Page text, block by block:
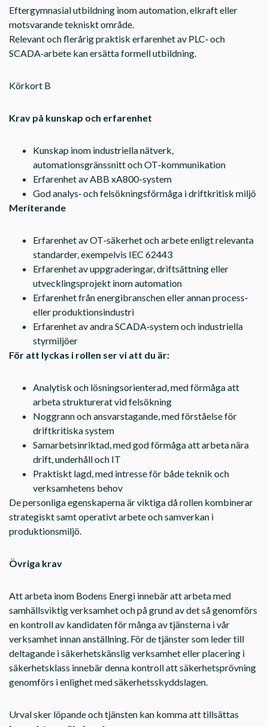
Eftergymnasial utbildning inom automation, elkraft eller
motsvarande tekniskt område.
Relevant och flerårig praktisk erfarenhet av PLC‑ och
SCADA‑arbete kan ersätta formell utbildning.
Körkort B
Krav på kunskap och erfarenhet
Kunskap inom industriella nätverk,
automationsgränssnitt och OT‑kommunikation
Erfarenhet av ABB xA800-system
God analys‑ och felsökningsförmåga i driftkritisk miljö
Meriterande
Erfarenhet av OT‑säkerhet och arbete enligt relevanta
standarder, exempelvis IEC 62443
Erfarenhet av uppgraderingar, driftsättning eller
utvecklingsprojekt inom automation
Erfarenhet från energibranschen eller annan process‑
eller produktionsindustri
Erfarenhet av andra SCADA‑system och industriella
styrmiljöer
För att lyckas i rollen ser vi att du är:
Analytisk och lösningsorienterad, med förmåga att
arbeta strukturerat vid felsökning
Noggrann och ansvarstagande, med förståelse för
driftkritiska system
Samarbetsinriktad, med god förmåga att arbeta nära
drift, underhåll och IT
Praktiskt lagd, med intresse för både teknik och
verksamhetens behov
De personliga egenskaperna är viktiga då rollen kombinerar
strategiskt samt operativt arbete och samverkan i
produktionsmiljö.
Övriga krav
Att arbeta inom Bodens Energi innebär att arbeta med
samhällsviktig verksamhet och på grund av det så genomförs
en kontroll av kandidaten för många av tjänsterna i vår
verksamhet innan anställning. För de tjänster som leder till
deltagande i säkerhetskänslig verksamhet eller placering i
säkerhetsklass innebär denna kontroll att säkerhetsprövning
genomförs i enlighet med säkerhetsskyddslagen.
Urval sker löpande och tjänsten kan komma att tillsättas